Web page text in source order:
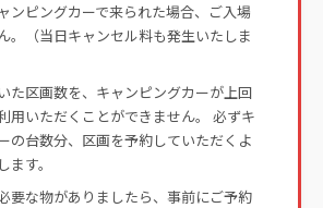
ンピングカーで来られた場合、ご入場
。（当日キャンセル料も発生いたしま
た区画数を、キャンピングカーが上回
用いただくことができません。 必ずキ
の台数分、区画を予約していただくよ
す。
要な物がありましたら、事前にご予約